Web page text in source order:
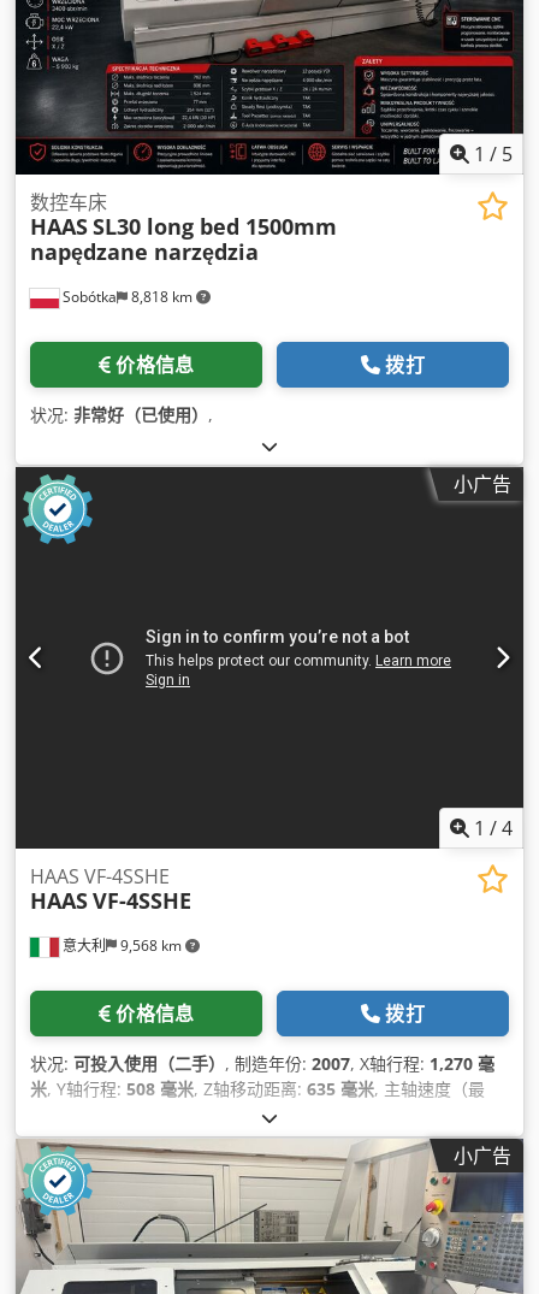
1 / 5
Sobótka 8,818 km
数控车床
HAASSL30 long bed 1500mm
napędzane narzędzia
价格信息 拨打
状况: 非常好（已使用） ,
小广告
1 /4
意大利 9,568 km
HAAS VF-4SSHE
HAASVF-4SSHE
价格信息 拨打
状况: 可投入使用（二手） , 制造年份: 2007, X轴行程: 1,270 毫
米, Y轴行程: 508 毫米, Z轴移动距离: 635 毫米, 主轴速度（最
, 刀库刀位数量:
小广告